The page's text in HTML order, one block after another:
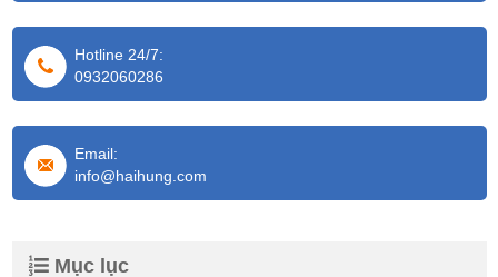
Hotline 24/7:
0932060286
Email:
info@haihung.com
Mục lục